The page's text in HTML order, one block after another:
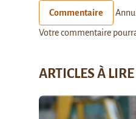
Commentaire
Votre commentaire
ARTICLES À